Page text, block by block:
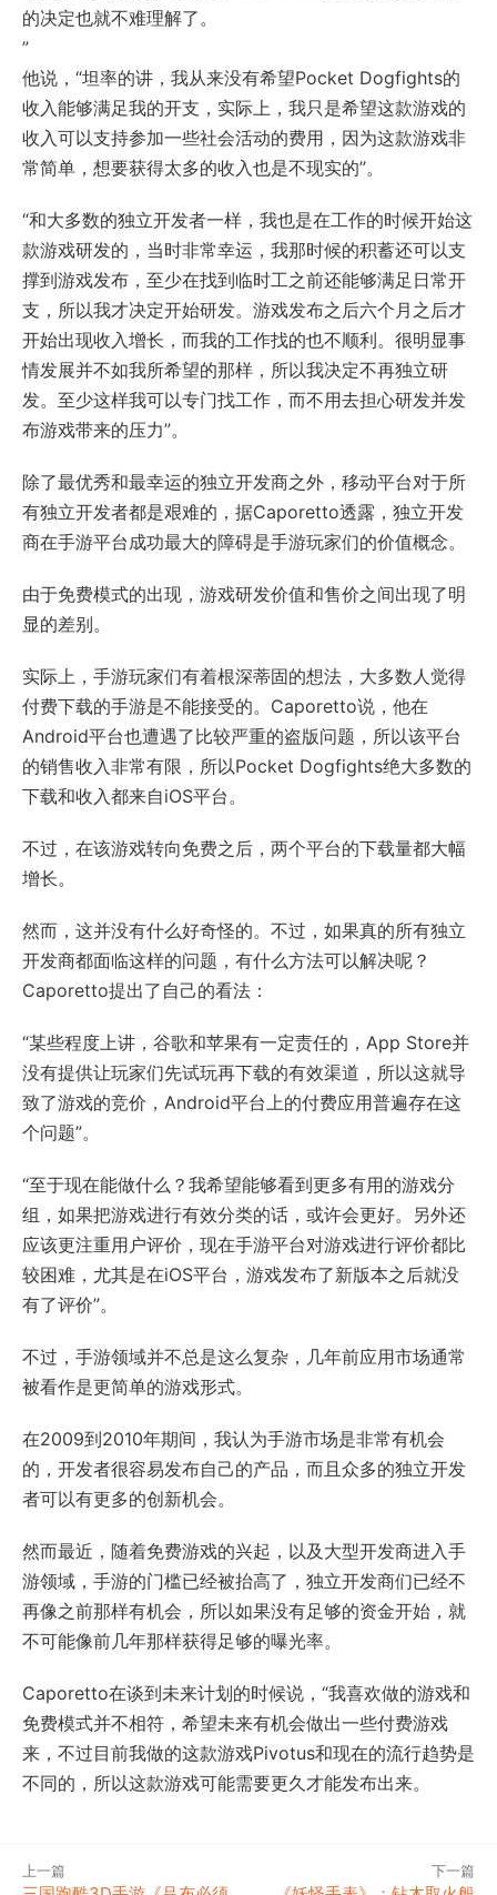
的决定也就不难理解了。
”
他说，“坦率的讲，我从来没有希望Pocket Dogfights的
收入能够满足我的开支，实际上，我只是希望这款游戏的
收入可以支持参加一些社会活动的费用，因为这款游戏非
常简单，想要获得太多的收入也是不现实的”。
“和大多数的独立开发者一样，我也是在工作的时候开始这
款游戏研发的，当时非常幸运，我那时候的积蓄还可以支
撑到游戏发布，至少在找到临时工之前还能够满足日常开
支，所以我才决定开始研发。游戏发布之后六个月之后才
开始出现收入增长，而我的工作找的也不顺利。很明显事
情发展并不如我所希望的那样，所以我决定不再独立研
发。至少这样我可以专门找工作，而不用去担心研发并发
布游戏带来的压力”。
除了最优秀和最幸运的独立开发商之外，移动平台对于所
有独立开发者都是艰难的，据Caporetto透露，独立开发
商在手游平台成功最大的障碍是手游玩家们的价值概念。
由于免费模式的出现，游戏研发价值和售价之间出现了明
显的差别。
实际上，手游玩家们有着根深蒂固的想法，大多数人觉得
付费下载的手游是不能接受的。Caporetto说，他在
Android平台也遭遇了比较严重的盗版问题，所以该平台
的销售收入非常有限，所以Pocket Dogfights绝大多数的
下载和收入都来自iOS平台。
不过，在该游戏转向免费之后，两个平台的下载量都大幅
增长。
然而，这并没有什么好奇怪的。不过，如果真的所有独立
开发商都面临这样的问题，有什么方法可以解决呢？
Caporetto提出了自己的看法：
“某些程度上讲，谷歌和苹果有一定责任的，App Store并
没有提供让玩家们先试玩再下载的有效渠道，所以这就导
致了游戏的竞价，Android平台上的付费应用普遍存在这
个问题”。
“至于现在能做什么？我希望能够看到更多有用的游戏分
组，如果把游戏进行有效分类的话，或许会更好。另外还
应该更注重用户评价，现在手游平台对游戏进行评价都比
较困难，尤其是在iOS平台，游戏发布了新版本之后就没
有了评价”。
不过，手游领域并不总是这么复杂，几年前应用市场通常
被看作是更简单的游戏形式。
在2009到2010年期间，我认为手游市场是非常有机会
的，开发者很容易发布自己的产品，而且众多的独立开发
者可以有更多的创新机会。
然而最近，随着免费游戏的兴起，以及大型开发商进入手
游领域，手游的门槛已经被抬高了，独立开发商们已经不
再像之前那样有机会，所以如果没有足够的资金开始，就
不可能像前几年那样获得足够的曝光率。
Caporetto在谈到未来计划的时候说，“我喜欢做的游戏和
免费模式并不相符，希望未来有机会做出一些付费游戏
来，不过目前我做的这款游戏Pivotus和现在的流行趋势是
不同的，所以这款游戏可能需要更久才能发布出来。
上一篇 下一篇